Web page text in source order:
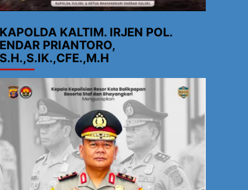
KAPOLDA KALTIM. IRJEN POL.
ENDAR PRIANTORO,
S.H.,S.IK.,CFE.,M.H